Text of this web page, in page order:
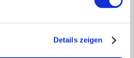
Details zeigen